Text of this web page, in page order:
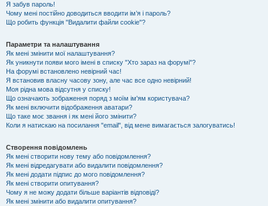
Я забув пароль!
Чому мені постійно доводиться вводити ім’я і пароль?
Що робить функція "Видалити файли cookie"?
Параметри та налаштування
Як мені змінити мої налаштування?
Як уникнути появи мого імені в списку "Хто зараз на форумі"?
На форумі встановлено невірний час!
Я встановив власну часову зону, але час все одно невірний!
Моя рідна мова відсутня у списку!
Що означають зображення поряд з моїм ім'ям користувача?
Як мені включити відображення аватари?
Що таке моє звання і як мені його змінити?
Коли я натискаю на посилання "email", від мене вимагається залогуватись!
Створення повідомлень
Як мені створити нову тему або повідомлення?
Як мені відредагувати або видалити повідомлення?
Як мені додати підпис до мого повідомлення?
Як мені створити опитування?
Чому я не можу додати більше варіантів відповіді?
Як мені змінити або видалити опитування?